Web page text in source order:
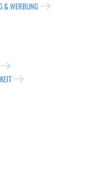
& WERBUNG